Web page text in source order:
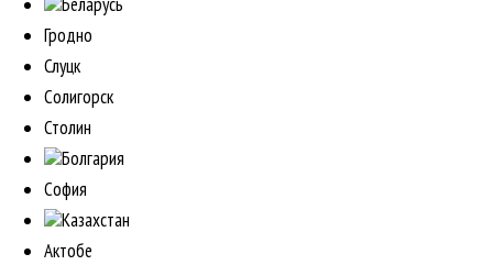
Гродно
Слуцк
Солигорск
Столин
Болгария
София
Казахстан
Актобе